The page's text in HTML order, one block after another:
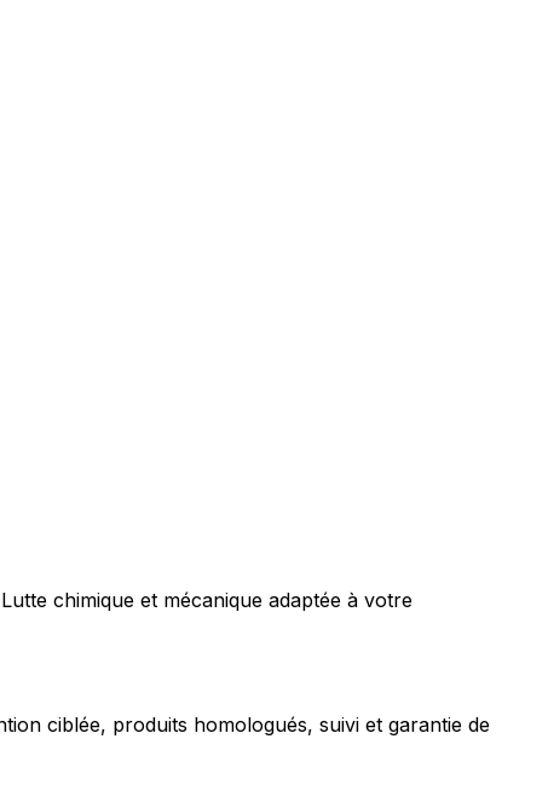
chimique et mécanique adaptée à votre
ciblée, produits homologués, suivi et garantie de